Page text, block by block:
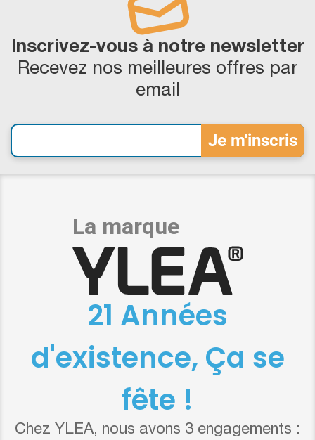
Inscrivez-vous à notre newsletter
Recevez nos meilleures offres par
email
21 Années
d'existence, Ça se
fête !
Chez YLEA, nous avons 3 engagements :